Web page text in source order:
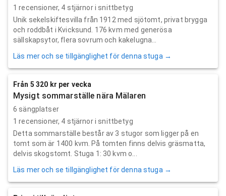
1 recensioner, 4 stjärnor i snittbetyg
Unik sekelskiftesvilla från 1912 med sjötomt, privat brygga
och roddbåt i Kvicksund. 176 kvm med generösa
sällskapsytor, flera sovrum och kakelugna...
Läs mer och se tillgänglighet för denna stuga →
Från 5 320 kr per vecka
Mysigt sommarställe nära Mälaren
6 sängplatser
1 recensioner, 4 stjärnor i snittbetyg
Detta sommarställe består av 3 stugor som ligger på en
tomt som är 1400 kvm. På tomten finns delvis gräsmatta,
delvis skogstomt. Stuga 1: 30 kvm o...
Läs mer och se tillgänglighet för denna stuga →